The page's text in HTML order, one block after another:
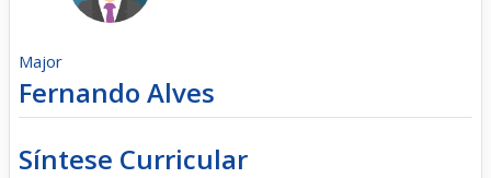
Major
Fernando Alves
Síntese Curricular